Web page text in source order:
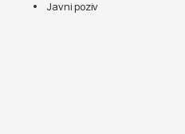
Javni poziv